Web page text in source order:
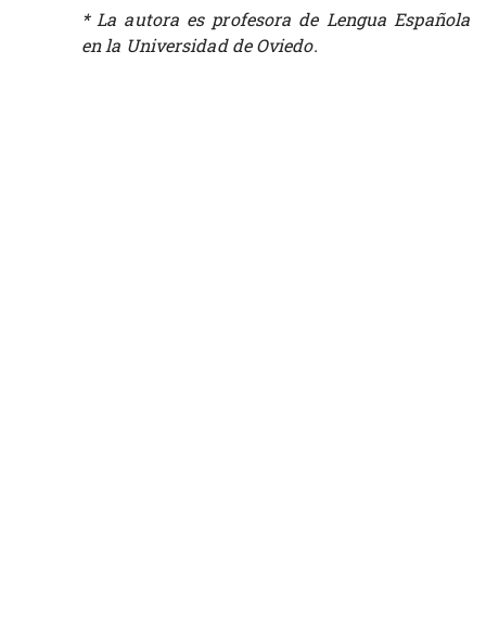
* La autora es profesora de Lengua Española
en la Universidad de Oviedo.